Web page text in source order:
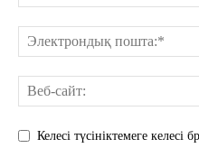
Келесі түсініктемеге келесі